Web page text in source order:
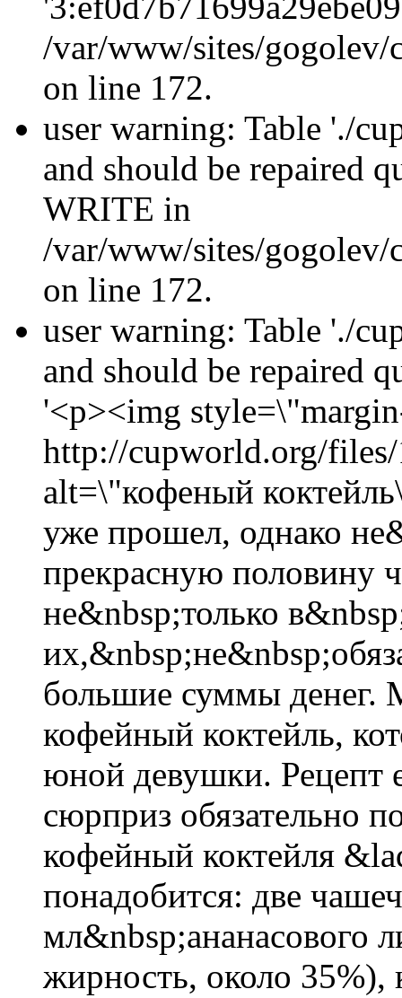
/var/www/sites/gogolev/
on line 172.
user warning: Table './
and should be repaired
WRITE in
/var/www/sites/gogolev/
on line 172.
user warning: Table './
and should be repaired
'<p><img
http://cupworld.org/
alt=\"кофеный
уже прошел, однако
прекрасную половину
не&nbsp;только
большие суммы денег.
кофейный коктейль,
юной девушки. Рецепт
сюрприз обязательно
кофейный коктейля
понадобится: две
мл&nbsp;ананасового
жирность, около 35%),